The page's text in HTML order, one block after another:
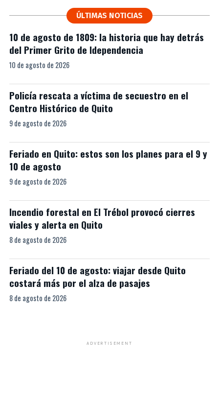
ÚLTIMAS NOTICIAS
10 de agosto de 1809: la historia que hay detrás
del Primer Grito de Idependencia
10 de agosto de 2026
Policía rescata a víctima de secuestro en el
Centro Histórico de Quito
9 de agosto de 2026
Feriado en Quito: estos son los planes para el 9 y
10 de agosto
9 de agosto de 2026
Incendio forestal en El Trébol provocó cierres
viales y alerta en Quito
8 de agosto de 2026
Feriado del 10 de agosto: viajar desde Quito
costará más por el alza de pasajes
8 de agosto de 2026
ADVERTISEMENT